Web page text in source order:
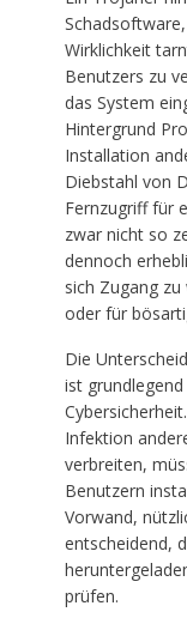
Wirklichkeit
Benutzers zu
das System
Hintergrund
Installation
Diebstahl von
Fernzugriff für
zwar nicht so
dennoch
sich Zugang
oder für
Die
ist
Infektion
verbreiten,
Benutzern
Vorwand,
entscheidend,
prüfen.